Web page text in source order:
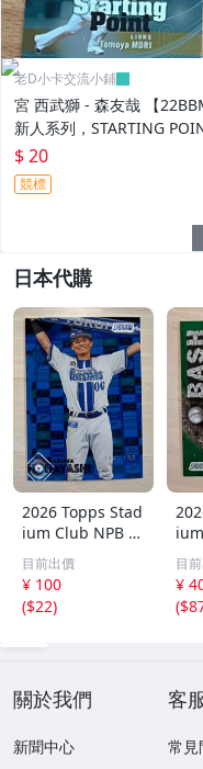
老D小卡交流小鋪
宮 西武獅 - 森友哉 【22BBM
新人系列，STARTING
卡，NO.SP12】
$ 20
競標
日本代購
2026 Topps Stad
ium Club NPB 林
琢真 横浜DeNAベ
イスターズ 150枚
限定 シリアルカ
ード
目前出價
¥ 100
($22)
林
シ
ー
ンズ
目
¥
(
關於我們
新聞中心
客
常見